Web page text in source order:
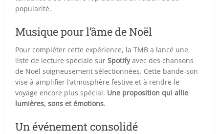
popularité.
Musique pour l’âme de Noël
Pour compléter cette expérience, la TMB a lancé une
liste de lecture spéciale surSpotifyavec des chansons
de Noël soigneusement sélectionnées. Cette bande-son
vise à amplifier l’atmosphère festive et à rendre le
voyage encore plus spécial. Une proposition qui allie
lumières, sons et émotions.
Un événement consolidé